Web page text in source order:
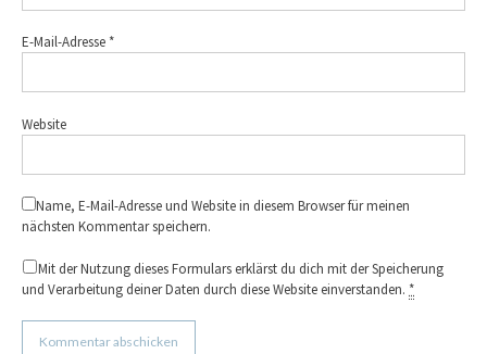
E-Mail-Adresse *
Website
Name, E-Mail-Adresse und Website in diesem Browser für meinen
nächsten Kommentar speichern.
Mit der Nutzung dieses Formulars erklärst du dich mit der Speicherung
und Verarbeitung deiner Daten durch diese Website einverstanden. *